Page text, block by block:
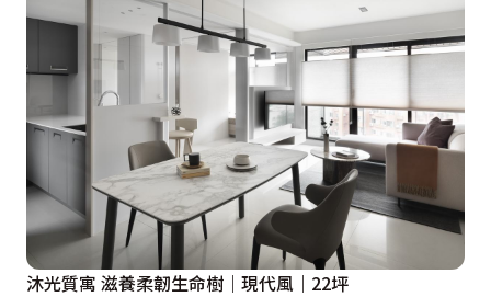
沐光質寓 滋養柔韌生命樹｜現代風｜22坪